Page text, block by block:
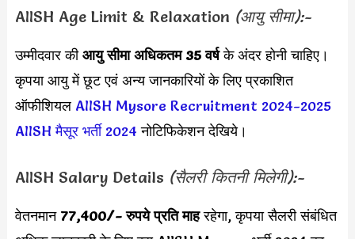
AIISH Age Limit & Relaxation (आयु सीमा):-
उम्मीदवार कीआयु सीमा अधिकतम 35 वर्षके अंदर होनी चाहिए।
कृपया आयु में छूट एवं अन्य जानकारियों के लिए प्रकाशित
ऑफीशियल AIISH Mysore Recruitment 2024-2025
AIISH मैसूर भर्ती 2024 नोटिफिकेशन देखिये।
AIISH Salary Details (सैलरी कितनी मिलेगी):-
वेतनमान 77,400/- रुपये प्रति माहरहेगा, कृपया सैलरी संबंधित